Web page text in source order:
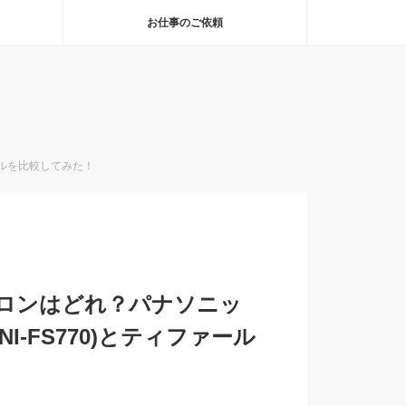
お仕事のご依頼
比較してみた！
ンはどれ？パナソニッ
FS770)とティファール